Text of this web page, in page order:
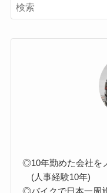
◎10年勤めた会社を
(人事経験10年)
◎バイクで日本一周